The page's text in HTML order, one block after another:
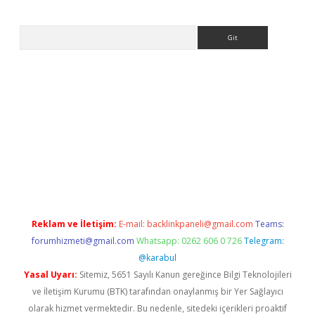
Reklam ve İletişim: E-mail: backlinkpaneli@gmail.com Teams:
forumhizmeti@gmail.com Whatsapp: 0262 606 0 726 Telegram:
@karabul
Yasal Uyarı: Sitemiz, 5651 Sayılı Kanun gereğince Bilgi Teknolojileri
ve İletişim Kurumu (BTK) tarafından onaylanmış bir Yer Sağlayıcı
olarak hizmet vermektedir. Bu nedenle, sitedeki içerikleri proaktif